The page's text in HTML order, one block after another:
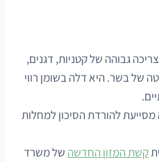
גבוהה של קטניות, דגנים,
של בשר. היא דלה בשומן רווי
להורדת הסיכון למחלות
קשת המזון החדשה של משרד